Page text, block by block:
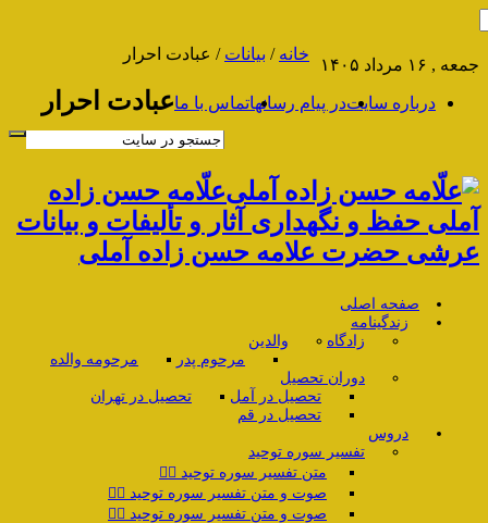
جمعه , ۱۶ مرداد ۱۴۰۵
درباره سایتدر پیام رسانهاتماس با ما
علّامه حسن زاده
آملی حفظ و نگهداری آثار و تألیفات و بیانات
عرشی حضرت علامه حسن زاده آملی
صفحه اصلی
زندگینامه
زادگاه
والدین
مرحوم پدر
مرحومه والده
دوران تحصیل
تحصیل در آمل
تحصیل در تهران
تحصیل در قم
دروس
تفسیر سوره توحید
متن تفسیر سوره توحید ۱️⃣
صوت و متن تفسیر سوره توحید ۲️⃣
صوت و متن تفسیر سوره توحید ۳️⃣
خانه / بیانات / عبادت احرار
عبادت احرار